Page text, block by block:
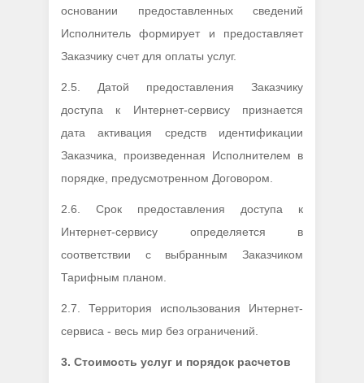
основании предоставленных сведений
Исполнитель формирует и предоставляет
Заказчику счет для оплаты услуг.
2.5. Датой предоставления Заказчику
доступа к Интернет-сервису признается
дата активация средств идентификации
Заказчика, произведенная Исполнителем в
порядке, предусмотренном Договором.
2.6. Срок предоставления доступа к
Интернет-сервису определяется в
соответствии с выбранным Заказчиком
Тарифным планом.
2.7. Территория использования Интернет-
сервиса - весь мир без ограничений.
3.Стоимость услуг и порядок расчетов